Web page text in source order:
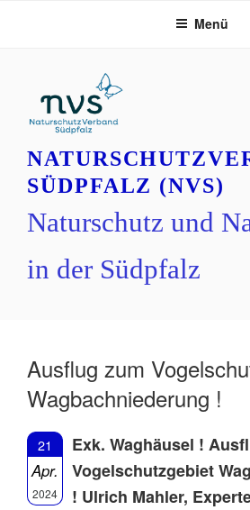
SÜDPFALZ (NVS)
Naturschutz und
in der Südpfalz
Menü
Ausflug zum
Wagbachniederung !
21
Apr.
2024
Exk. Waghäusel !
Vogelschutzgebiet
! Ulrich Mahler,